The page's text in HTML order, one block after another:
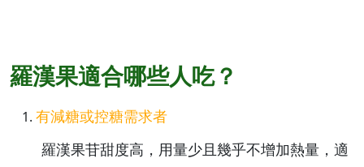
羅漢果適合哪些人吃？
有減糖或控糖需求者
羅漢果苷甜度高，用量少且幾乎不增加熱量，適